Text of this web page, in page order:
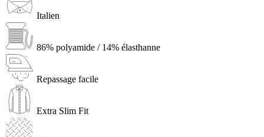
Italien
86% polyamide / 14% élasthanne
Repassage facile
Extra Slim Fit